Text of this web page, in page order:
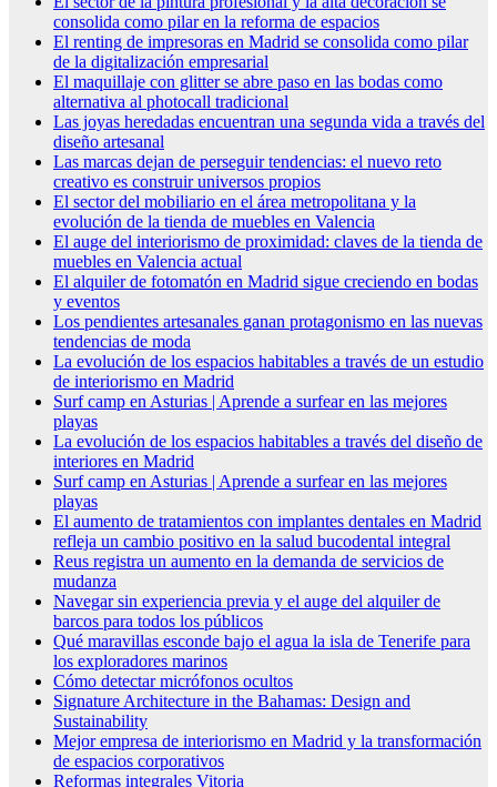
consolida como pilar en la reforma de espacios
El renting de impresoras en Madrid se consolida como pilar
de la digitalización empresarial
El maquillaje con glitter se abre paso en las bodas como
alternativa al photocall tradicional
Las joyas heredadas encuentran una segunda vida a través del
diseño artesanal
Las marcas dejan de perseguir tendencias: el nuevo reto
creativo es construir universos propios
El sector del mobiliario en el área metropolitana y la
evolución de la tienda de muebles en Valencia
El auge del interiorismo de proximidad: claves de la tienda de
muebles en Valencia actual
El alquiler de fotomatón en Madrid sigue creciendo en bodas
y eventos
Los pendientes artesanales ganan protagonismo en las nuevas
tendencias de moda
La evolución de los espacios habitables a través de un estudio
de interiorismo en Madrid
Surf camp en Asturias | Aprende a surfear en las mejores
playas
La evolución de los espacios habitables a través del diseño de
interiores en Madrid
Surf camp en Asturias | Aprende a surfear en las mejores
playas
El aumento de tratamientos con implantes dentales en Madrid
refleja un cambio positivo en la salud bucodental integral
Reus registra un aumento en la demanda de servicios de
mudanza
Navegar sin experiencia previa y el auge del alquiler de
barcos para todos los públicos
Qué maravillas esconde bajo el agua la isla de Tenerife para
los exploradores marinos
Cómo detectar micrófonos ocultos
Signature Architecture in the Bahamas: Design and
Sustainability
Mejor empresa de interiorismo en Madrid y la transformación
de espacios corporativos
Reformas integrales Vitoria